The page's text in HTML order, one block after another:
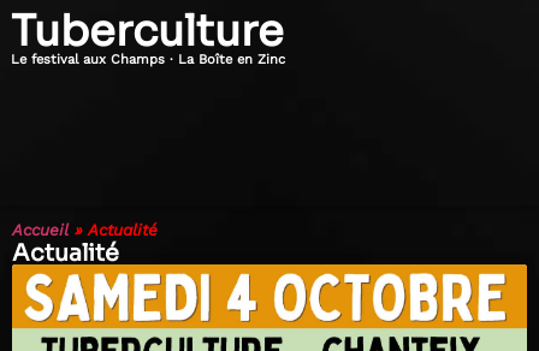
Tuberculture
Le festival aux Champs · La Boîte en Zinc
Accueil» Actualité
Actualité